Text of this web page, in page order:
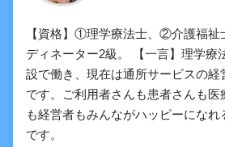
についての問題「ま
【資格】①理学療法士、②介護福
ディネーター2級。 【一言】理学療
設で働き、現在は通所サービスの経
です。ご利用者さんも患者さんも
も経営者もみんながハッピーになれ
です。